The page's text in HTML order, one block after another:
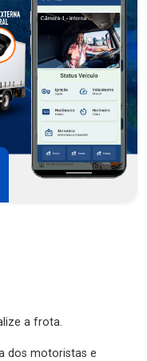
a frota.
dos motoristas e